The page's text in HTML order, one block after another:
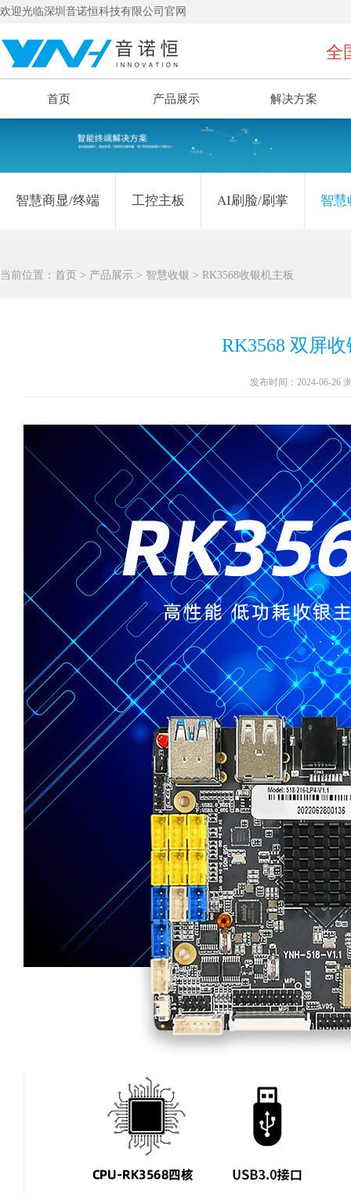
欢迎光临深圳音诺恒科技有限公司官网
全
首页 产品展示 解决方案
智慧商显/终端 工控主板 AI刷脸/刷掌 智慧
当前位置： 首页 > 产品展示 > 智慧收银 > RK3568收银机主板
RK3568 双屏收
发布时间：2024-06-26